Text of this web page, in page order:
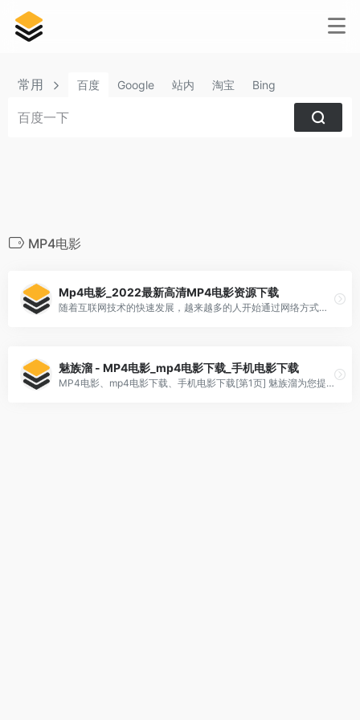
常用 百度 Google 站内 淘宝 Bing
MP4电影
Mp4电影_2022最新高清MP4电影资源下载
随着互联网技术的快速发展，越来越多的人开始通过网络方式获取所需的娱乐资讯和电影资源。而MP4格式作为一种常见的[…]
魅族溜 - MP4电影_mp4电影下载_手机电影下载
MP4电影、mp4电影下载、手机电影下载[第1页] 魅族溜为您提供MP4电影高清下载，高清电影让您看不完，手机电影让您下不完，魅族溜是您下MP4电影的最佳网站